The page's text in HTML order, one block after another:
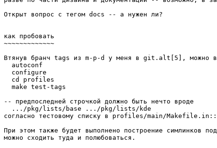
Открыт вопрос с тегом docs -- а нужен ли?
как пробовать
~~~~~~~~~~~~~
Втянув бранч tags из m-p-d у меня в git.alt[5], можно
  autoconf
  configure
  cd profiles
  make test-tags
-- предпоследней строчкой должно быть нечто вроде
  .../pkg/lists/base .../pkg/lists/kde
согласно тестовому списку в profiles/main/
При этом также будет выполнено построение симлинков
можно сходить туда и полюбоваться.